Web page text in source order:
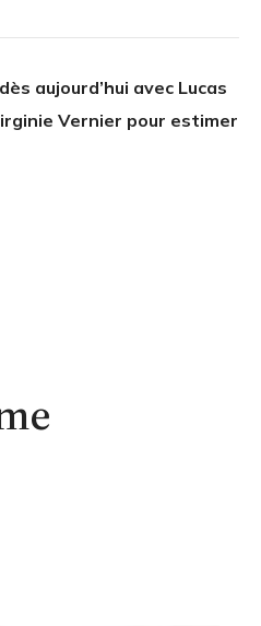
aujourd’hui avec Lucas
Vernier pour estimer